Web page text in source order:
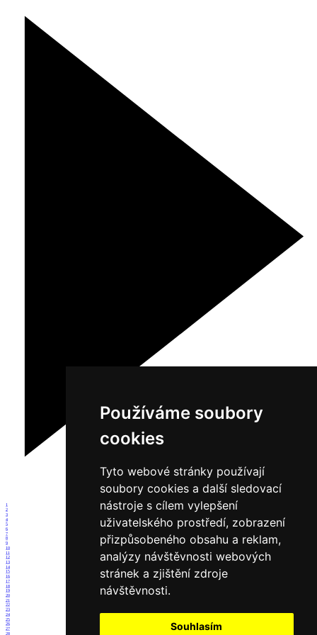
Používáme soubory
cookies
Tyto webové stránky používají
soubory cookies a další sledovací
nástroje s cílem vylepšení
uživatelského prostředí, zobrazení
přizpůsobeného obsahu a reklam,
analýzy návštěvnosti webových
stránek a zjištění zdroje
návštěvnosti.
Souhlasím
1
2
3
4
5
6
7
8
9
10
11
12
13
14
15
16
17
18
19
20
21
22
23
24
25
26
27
28